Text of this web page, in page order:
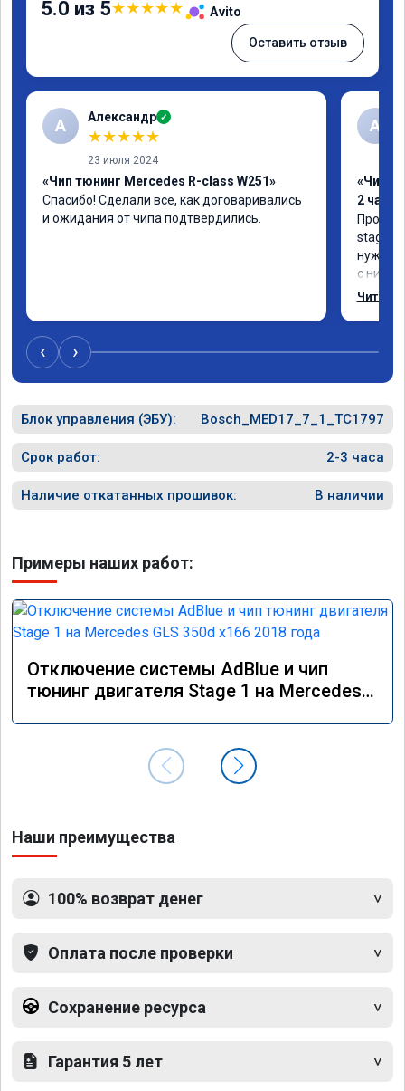
5.0 из 5★★★★★ Avito
Оставить отзыв
А Александр ✓
★★★★★
23 июля 2024
«Чип тюнинг Mercedes R-class W251»
Спасибо! Сделали все, как договаривались
и ожидания от чипа подтвердились.
А
«Чип
2 часа»
stage
нужно:
с
Одни
Читать
‹ ›
Блок управления (ЭБУ): Bosch_MED17_7_1_TC1797
Срок работ: 2-3 часа
Наличие откатанных прошивок: В наличии
Примеры наших работ:
Отключение системы AdBlue и чип
тюнинг двигателя Stage 1 на Mercedes
Наши преимущества
100% возврат денег
Оплата после проверки
Сохранение ресурса
Гарантия 5 лет